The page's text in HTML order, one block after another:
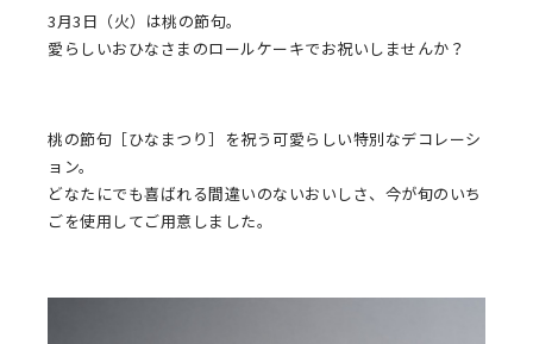
3月3日（火）は桃の節句。
愛らしいおひなさまのロールケーキでお祝いしませんか？
桃の節句［ひなまつり］を祝う可愛らしい特別なデコレーシ
ョン。
どなたにでも喜ばれる間違いのないおいしさ、今が旬のいち
ごを使用してご用意しました。